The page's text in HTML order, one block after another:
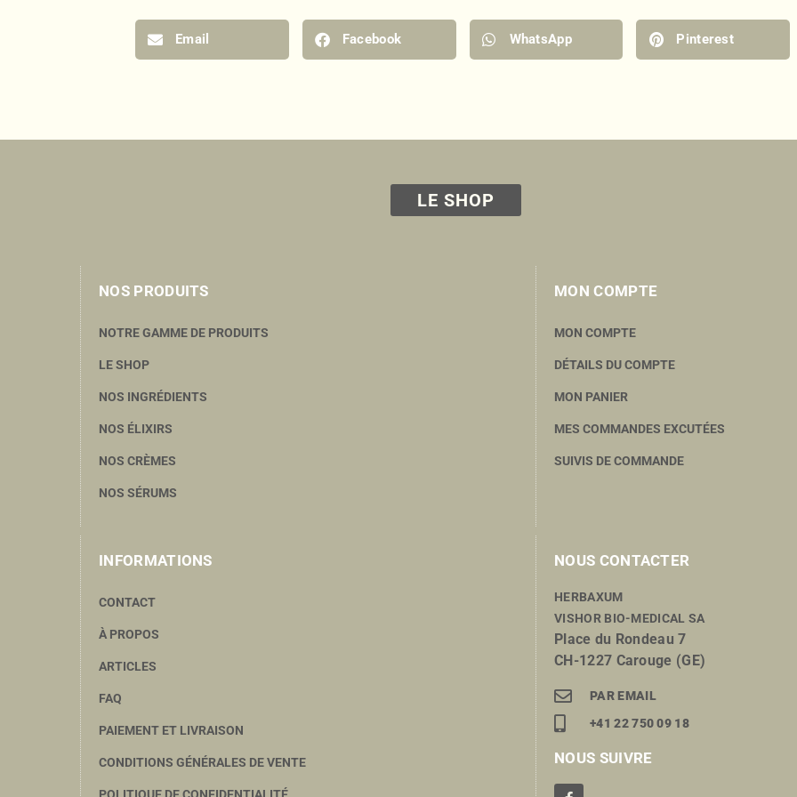
Email Facebook WhatsApp Pinterest
LE SHOP
NOS PRODUITS
NOTRE GAMME DE PRODUITS
LE SHOP
NOS INGRÉDIENTS
NOS ÉLIXIRS
NOS CRÈMES
NOS SÉRUMS
MON COMPTE
MON COMPTE
DÉTAILS DU COMPTE
MON PANIER
MES COMMANDES EXCUTÉES
SUIVIS DE COMMANDE
INFORMATIONS
CONTACT
À PROPOS
ARTICLES
FAQ
PAIEMENT ET LIVRAISON
CONDITIONS GÉNÉRALES DE VENTE
NOUS CONTACTER
HERBAXUM
VISHOR BIO-MEDICAL SA
Place du Rondeau 7
CH-1227 Carouge (GE)
PAR EMAIL
+41 22 750 09 18
NOUS SUIVRE